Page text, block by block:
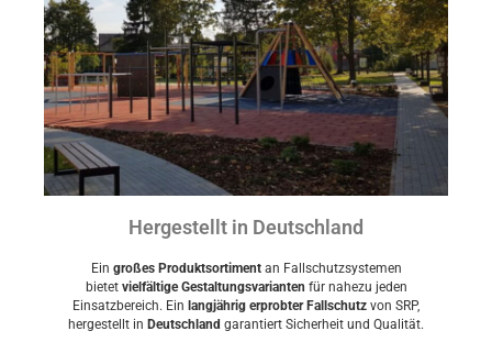
Hergestellt in Deutschland
Ein großes Produktsortimentan Fallschutzsystemen
bietet vielfältige Gestaltungsvarianten für nahezu jeden
Einsatzbereich. Ein langjährig erprobter Fallschutz von SRP,
hergestellt in Deutschland garantiert Sicherheit und Qualität.